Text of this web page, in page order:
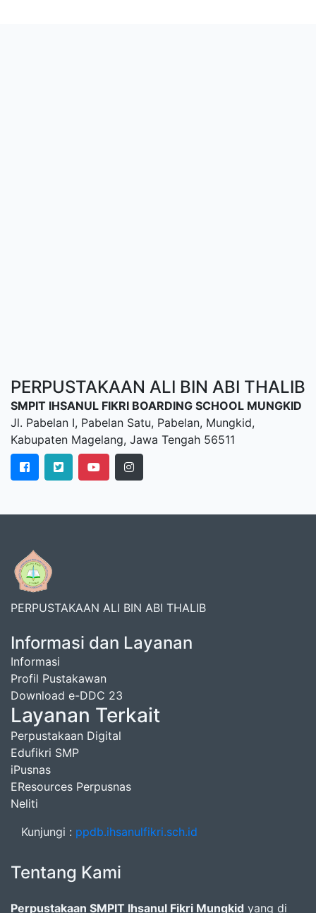
PERPUSTAKAAN ALI BIN ABI THALIB
SMPIT IHSANUL FIKRI BOARDING SCHOOL MUNGKID
Jl. Pabelan I, Pabelan Satu, Pabelan, Mungkid,
Kabupaten Magelang, Jawa Tengah 56511
PERPUSTAKAAN ALI BIN ABI THALIB
Informasi dan Layanan
Informasi
Profil Pustakawan
Download e-DDC 23
Layanan Terkait
Perpustakaan Digital
Edufikri SMP
iPusnas
EResources Perpusnas
Neliti
Kunjungi : ppdb.ihsanulfikri.sch.id
Tentang Kami
Perpustakaan SMPIT Ihsanul Fikri Mungkid yang di